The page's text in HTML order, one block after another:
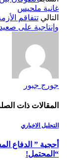
غانية ملحيس
التالي تتفاقم
وإنتاجية على
جورج جبور
المقالاتذات الصلة
التحليل الاخباري
أحجية ” الدفاع
“المحتمل!